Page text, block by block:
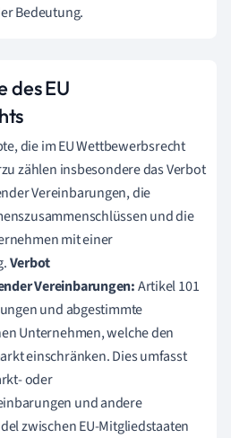
Bedeutung.
des EU
die im EU Wettbewerbsrecht
zählen insbesondere das Verbot
Vereinbarungen, die
und die
mit einer
Verbot
Vereinbarungen:Artikel 101
und abgestimmte
Unternehmen, welche den
einschränken. Dies umfasst
oder
und andere
zwischen EU-Mitgliedstaaten